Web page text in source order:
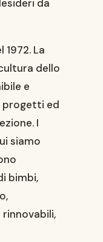
da
La
dello
e
progetti ed
I
siamo
bimbi,
rinnovabili,